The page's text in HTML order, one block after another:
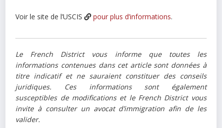
Voir le site de l’USCIS pour plus d’informations.
Le French District vous informe que toutes les
informations contenues dans cet article sont données à
titre indicatif et ne sauraient constituer des conseils
juridiques. Ces informations sont également
susceptibles de modifications et le French District vous
invite à consulter un avocat d’immigration afin de les
valider.